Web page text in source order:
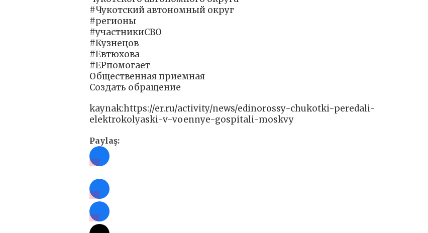
#Чукотский автономный округ
#регионы
#участникиСВО
#Кузнецов
#Евтюхова
#ЕРпомогает
Общественная приемная
Создать обращение
kaynak:https://er.ru/activity/news/edinorossy-chukotki-peredali-
elektrokolyaski-v-voennye-gospitali-moskvy
Paylaş: